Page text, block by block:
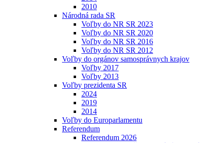
2010
Národná rada SR
Voľby do NR SR 2023
Voľby do NR SR 2020
Voľby do NR SR 2016
Voľby do NR SR 2012
Voľby do orgánov samosprávnych krajov
Voľby 2017
Voľby 2013
Voľby prezidenta SR
2024
2019
2014
Voľby do Europarlamentu
Referendum
Referendum 2026